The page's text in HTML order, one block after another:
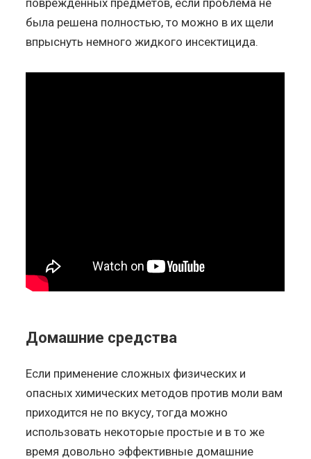
была решена полностью, то можно в их щели
впрыснуть немного жидкого инсектицида.
Домашние средства
Если применение сложных физических и
опасных химических методов против моли вам
приходится не по вкусу, тогда можно
использовать некоторые простые и в то же
время довольно эффективные домашние